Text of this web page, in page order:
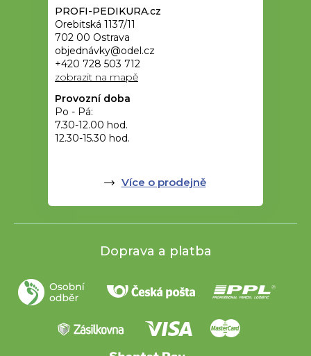
PROFI-PEDIKURA.cz
Orebitská 1137/11
702 00 Ostrava
objednávky@odel.cz
+420 728 503 712
zobrazit na mapě
Provozní doba
Po - Pá:
7.30-12.00 hod.
12.30-15.30 hod.
Více o prodejně
Doprava a platba